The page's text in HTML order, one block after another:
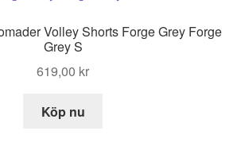
Volley Shorts Forge Grey Forge
Grey S
619,00 kr
Köp nu